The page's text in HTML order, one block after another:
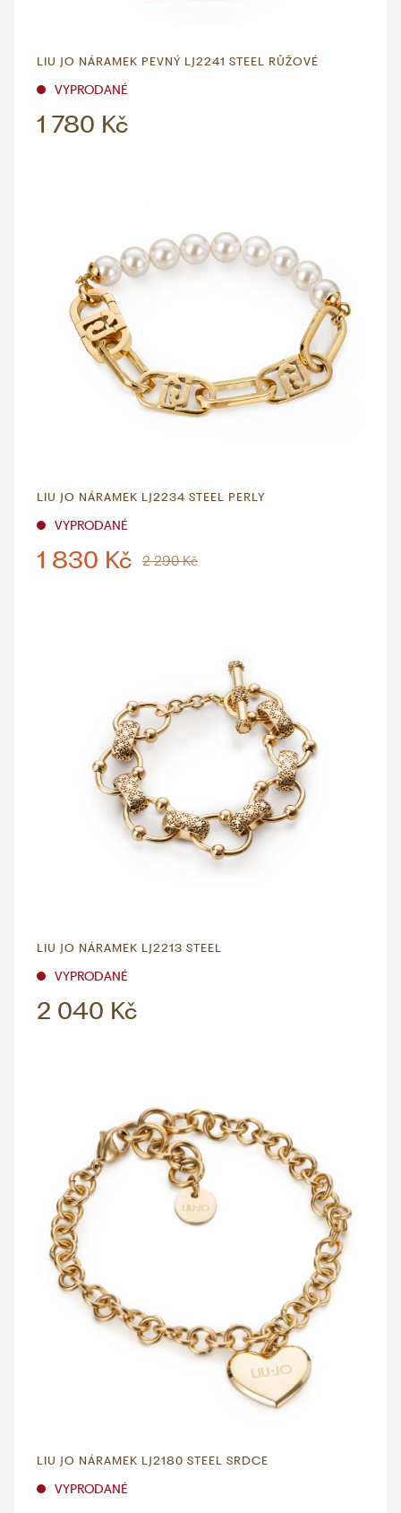
LIU JO NÁRAMEK PEVNÝ LJ2241 STEEL RŮŽOVÉ
VYPRODANÉ
1 780 Kč
LIU JO NÁRAMEK LJ2234 STEEL PERLY
VYPRODANÉ
1 830 Kč 2 290 Kč
LIU JO NÁRAMEK LJ2213 STEEL
VYPRODANÉ
2 040 Kč
LIU JO NÁRAMEK LJ2180 STEEL SRDCE
VYPRODANÉ